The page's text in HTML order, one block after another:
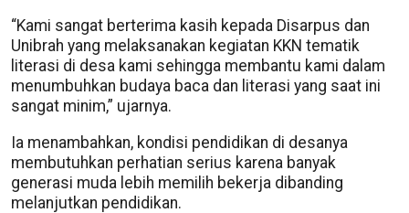
“Kami sangat berterima kasih kepada Disarpus dan
Unibrah yang melaksanakan kegiatan KKN tematik
literasi di desa kami sehingga membantu kami dalam
menumbuhkan budaya baca dan literasi yang saat ini
sangat minim,” ujarnya.
Ia menambahkan, kondisi pendidikan di desanya
membutuhkan perhatian serius karena banyak
generasi muda lebih memilih bekerja dibanding
melanjutkan pendidikan.